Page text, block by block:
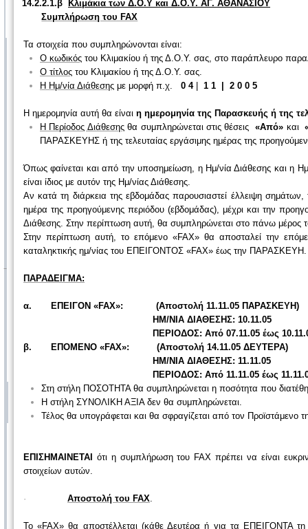
14.2.2.1.β
Κλιμάκια των Δ.Ο.Υ και Δ.Ο.Υ. ΑΓ. ΑΘΑΝΑΣΙΟΥ
Συμπλήρωση του FAX
Τα στοιχεία που συμπληρώνονται είναι:
Ο κωδικός του Κλιμακίου ή της Δ.Ο.Υ. σας, στο παράπλευρο
Ο τίτλος του Κλιμακίου ή της Δ.Ο.Υ. σας.
Η Ημ/νία Διάθεσης με μορφή π.χ. 0 4| 1 1 | 2 0 0 5
Η ημερομηνία αυτή θα είναι η ημερομηνία της Παρασκευής ή της
Η Περίοδος Διάθεσηςθα συμπληρώνεται στις θέσεις«Από» και
ΠΑΡΑΣΚΕΥΗΣ ή της τελευταίας εργάσιμης ημέρας της
Όπως φαίνεται και από την υποσημείωση, η Ημ/νία Διάθεσης και η
είναι ίδιος με αυτόν της Ημ/νίας Διάθεσης.
Αν κατά τη διάρκεια της εβδομάδας παρουσιαστεί έλλειψη
ημέρα της προηγούμενης περιόδου (εβδομάδας), μέχρι και την
Διάθεσης. Στην περίπτωση αυτή, θα συμπληρώνεται στο πάνω μέρος
Στην περίπτωση αυτή, το επόμενο «FAX» θα αποσταλεί την
καταληκτικής ημ/νίας του ΕΠΕΙΓΟΝΤΟΣ «FAX» έως την ΠΑΡΑΣΚΕΥΗ.
ΠΑΡΑΔΕΙΓΜΑ:
α. ΕΠΕΙΓΟΝ «FAX»: (Αποστολή 11.11.05 ΠΑΡΑΣΚΕΥΗ)
ΗΜ/ΝΙΑ ΔΙΑΘΕΣΗΣ: 10.11.05
ΠΕΡΙΟΔΟΣ: Από 07.11.05 έως
β. ΕΠΟΜΕΝΟ «FAX»: (Αποστολή 14.11.05 ΔΕΥΤΕΡΑ)
ΗΜ/ΝΙΑ ΔΙΑΘΕΣΗΣ: 11.11.05
ΠΕΡΙΟΔΟΣ: Από 11.11.05 έως
Στη στήλη ΠΟΣΟΤΗΤΑ θα συμπληρώνεται η ποσότητα που
Η στήλη ΣΥΝΟΛΙΚΗ ΑΞΙΑ δεν θα συμπληρώνεται.
Τέλος θα υπογράφεται και θα σφραγίζεται από τον Προϊστάμενο
ΕΠΙΣΗΜΑΙΝΕΤΑΙ
ότι η συμπλήρωση του FAX πρέπει να είναι
στοιχείων αυτών.
· Αποστολή του FAX
Το «FAX» θα αποστέλλεται (κάθε Δευτέρα ή για τα ΕΠΕΙΓΟΝΤΑ